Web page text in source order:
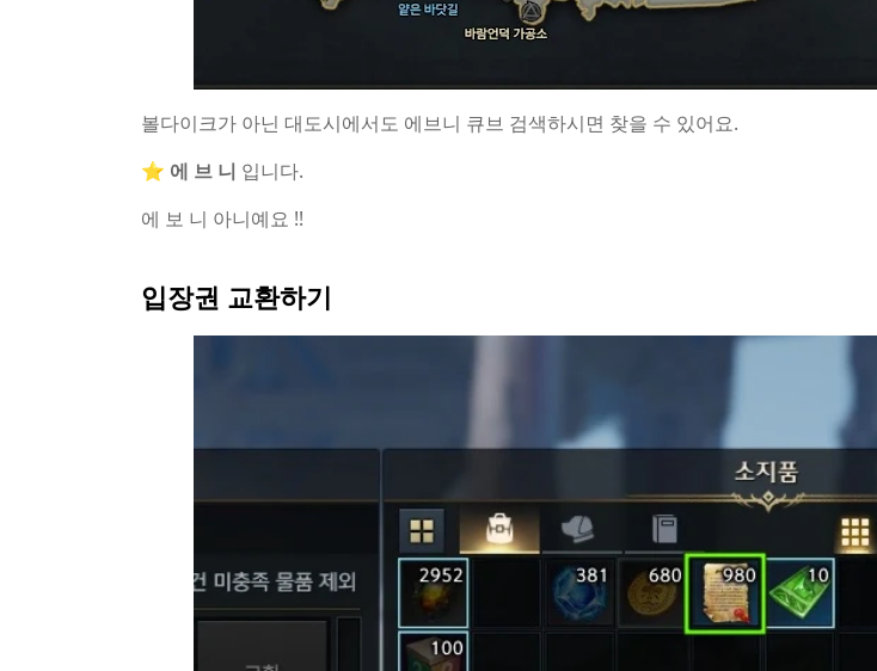
볼다이크가 아닌 대도시에서도 에브니 큐브 검색하시면 찾을 수 있어요.
⭐ 에 브 니 입니다.
에 보 니 아니예요 !!
입장권 교환하기